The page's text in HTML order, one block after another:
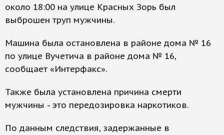
около 18:00 на улице Красных Зорь был
выброшен труп мужчины.
Машина была остановлена в районе дома № 16
по улице Вучетича в районе дома № 16,
сообщает «Интерфакс».
Также была установлена причина смерти
мужчины - это передозировка наркотиков.
По данным следствия, задержанные в